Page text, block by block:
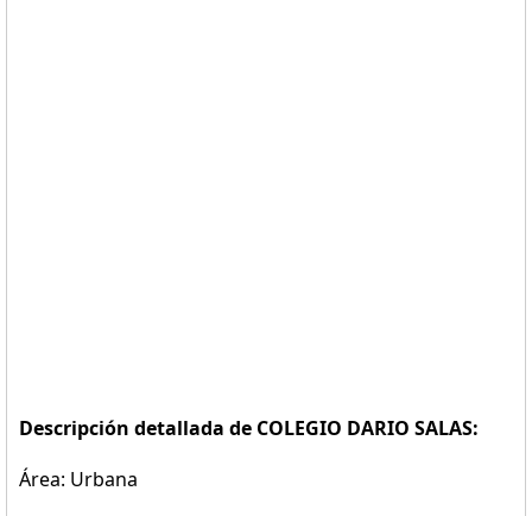
Descripción detallada de COLEGIO DARIO SALAS:
Área: Urbana